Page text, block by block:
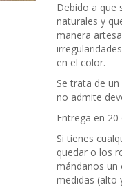
Debido a que
naturales y
manera
en el color.
Se trata de
no admite
Entrega en
Si tienes
quedar o los
mándanos
medidas (alto